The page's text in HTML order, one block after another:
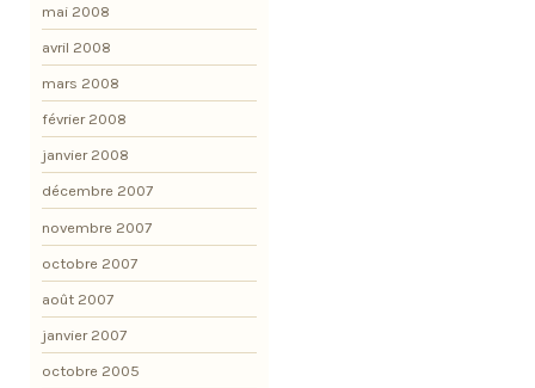
mai 2008
avril 2008
mars 2008
février 2008
janvier 2008
décembre 2007
novembre 2007
octobre 2007
août 2007
janvier 2007
octobre 2005